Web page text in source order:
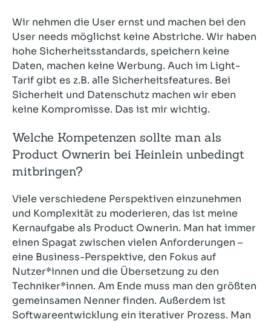
Wir nehmen die User ernst und machen bei den
User needs möglichst keine Abstriche. Wir haben
hohe Sicherheitsstandards, speichern keine
Daten, machen keine Werbung. Auch im Light-
Tarif gibt es z.B. alle Sicherheitsfeatures. Bei
Sicherheit und Datenschutz machen wir eben
keine Kompromisse. Das ist mir wichtig.
Welche Kompetenzen sollte man als
Product Ownerin bei Heinlein unbedingt
mitbringen?
Viele verschiedene Perspektiven einzunehmen
und Komplexität zu moderieren, das ist meine
Kernaufgabe als Product Ownerin. Man hat immer
einen Spagat zwischen vielen Anforderungen –
eine Business-Perspektive, den Fokus auf
Nutzer*innen und die Übersetzung zu den
Techniker*innen. Am Ende muss man den größten
gemeinsamen Nenner finden. Außerdem ist
Softwareentwicklung ein iterativer Prozess. Man